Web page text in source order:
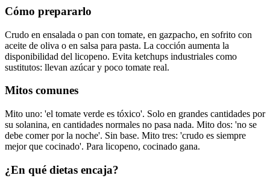
Cómo prepararlo
Crudo en ensalada o pan con tomate, en gazpacho, en sofrito con
aceite de oliva o en salsa para pasta. La cocción aumenta la
disponibilidad del licopeno. Evita ketchups industriales como
sustitutos: llevan azúcar y poco tomate real.
Mitos comunes
Mito uno: 'el tomate verde es tóxico'. Solo en grandes cantidades por
su solanina, en cantidades normales no pasa nada. Mito dos: 'no se
debe comer por la noche'. Sin base. Mito tres: 'crudo es siempre
mejor que cocinado'. Para licopeno, cocinado gana.
¿En qué dietas encaja?